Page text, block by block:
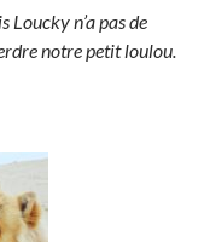
Loucky n’a pas de
notre petit loulou.